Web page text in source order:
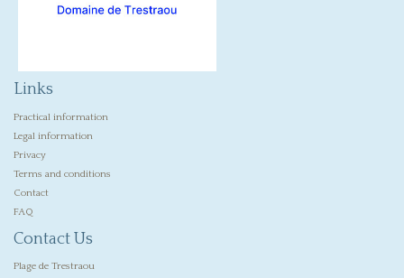
Links
Practical information
Legal information
Privacy
Terms and conditions
Contact
FAQ
Contact Us
Plage de Trestraou